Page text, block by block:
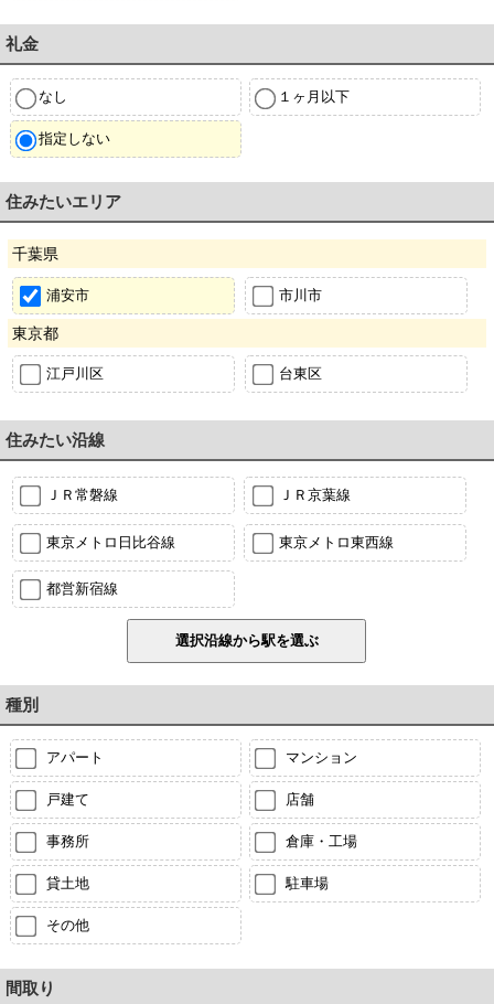
礼金
なし １ヶ月以下
指定しない
住みたいエリア
千葉県
浦安市 市川市
東京都
江戸川区 台東区
住みたい沿線
ＪＲ常磐線 ＪＲ京葉線
東京メトロ日比谷線 東京メトロ東西線
都営新宿線
種別
アパート マンション
戸建て 店舗
事務所 倉庫・工場
貸土地 駐車場
その他
間取り